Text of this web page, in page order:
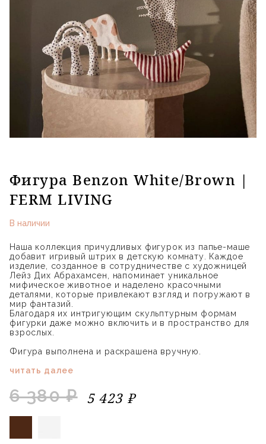
Фигура Benzon White/Brown |
FERM LIVING
В наличии
Наша коллекция причудливых фигурок из папье-маше
добавит игривый штрих в детскую комнату. Каждое
изделие, созданное в сотрудничестве с художницей
Лейз Дих Абрахамсен, напоминает уникальное
мифическое животное и наделено красочными
деталями, которые привлекают взгляд и погружают в
мир фантазий.
Благодаря их интригующим скульптурным формам
фигурки даже можно включить и в пространство для
взрослых.
Фигура выполнена и раскрашена вручную.
читать далее
6 380 ₽ 5 423 ₽